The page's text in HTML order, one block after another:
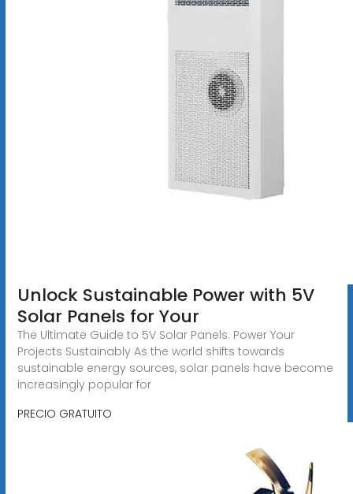
Unlock Sustainable Power with 5V
Solar Panels for Your
The Ultimate Guide to 5V Solar Panels: Power Your
Projects Sustainably As the world shifts towards
sustainable energy sources, solar panels have become
increasingly popular for
PRECIO GRATUITO